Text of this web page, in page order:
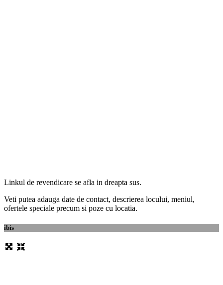
Linkul de revendicare se afla in dreapta sus.
Veti putea adauga date de contact, descrierea locului, meniul,
ofertele speciale precum si poze cu locatia.
ibis